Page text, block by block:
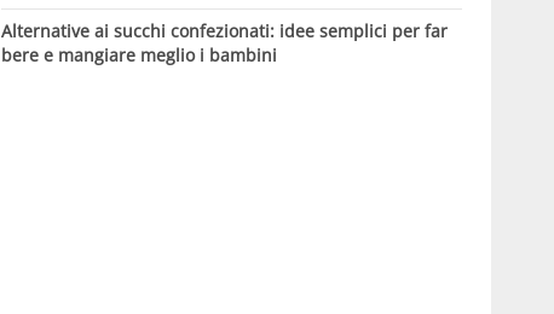
Alternative ai succhi confezionati: idee semplici per far
bere e mangiare meglio i bambini